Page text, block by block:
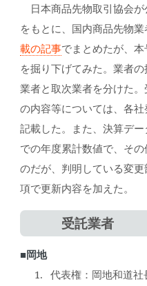
日本商品先物取引協会
をもとに、国内商品先物
載の記事でまとめたが、
を掘り下げてみた。業者
業者と取次業者を分けた
の内容等については、各
記載した。また、決算デ
での年度累計数値で、そ
のだが、判明している変
項で更新内容を加えた。
受託業者
■岡地
代表権：岡地和道社